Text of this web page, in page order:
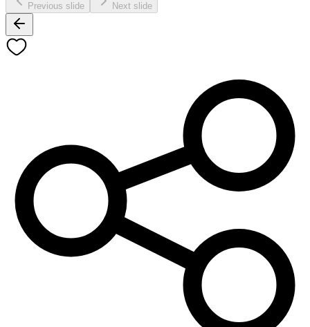
Previous slide Next slide